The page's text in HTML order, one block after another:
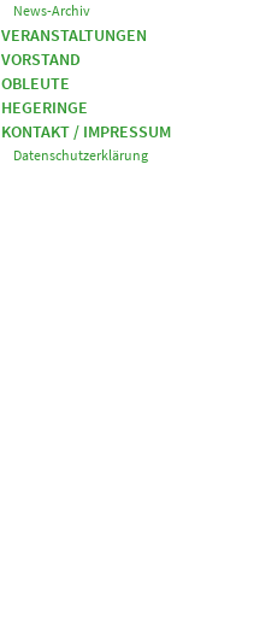
News-Archiv
VERANSTALTUNGEN
VORSTAND
OBLEUTE
HEGERINGE
KONTAKT / IMPRESSUM
Datenschutzerklärung